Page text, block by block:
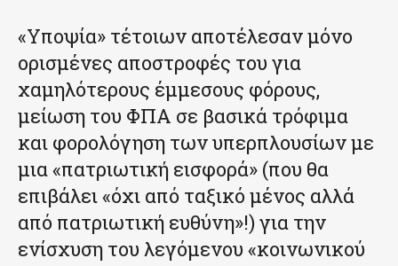
«Υποψία» τέτοιων αποτέλεσαν μόνο
ορισμένες αποστροφές του για
χαμηλότερους έμμεσους φόρους,
μείωση του ΦΠΑ σε βασικά τρόφιμα
και φορολόγηση των υπερπλουσίων με
μια «πατριωτική εισφορά» (που θα
επιβάλει «όχι από ταξικό μένος αλλά
από πατριωτική ευθύνη»!) για την
ενίσχυση του λεγόμενου «κοινωνικού